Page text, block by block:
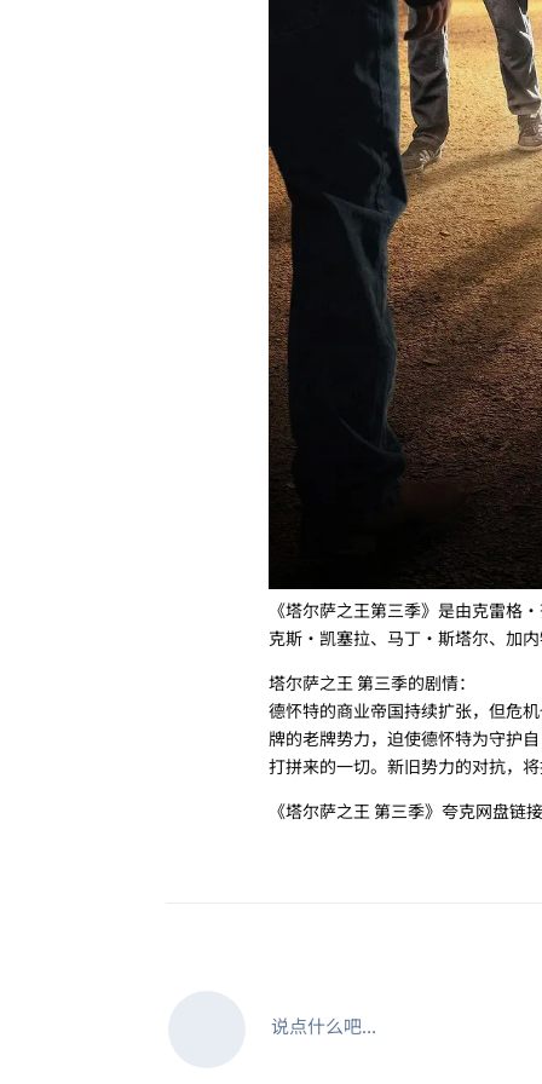
《塔尔萨之王第三季》是由克雷
克斯·凯塞拉、马丁·斯塔尔、加
塔尔萨之王 第三季的剧情：
德怀特的商业帝国持续扩张，但危
牌的老牌势力，迫使德怀特为守护
打拼来的一切。新旧势力的对抗，
《塔尔萨之王 第三季》夸克网盘链
说点什么吧...